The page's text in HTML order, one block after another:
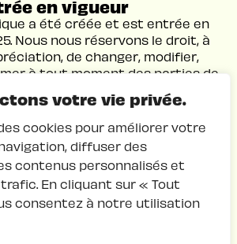
votre vie privée.
cookies pour améliorer votre
diffuser des
contenus personnalisés et
En cliquant sur « Tout
consentez à notre utilisation
en vigueur
a été créée et est entrée en
Nous nous réservons le droit, à
de changer, modifier,
à tout moment des parties de
gratuit et chat accessible